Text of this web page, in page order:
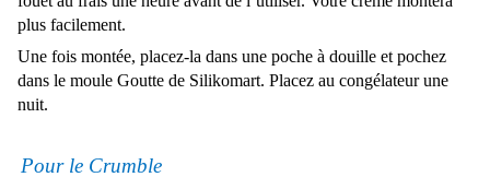
plus facilement.
Une fois montée, placez-la dans une poche à douille et pochez
dans le moule Goutte de Silikomart. Placez au congélateur une
nuit.
Pour le Crumble